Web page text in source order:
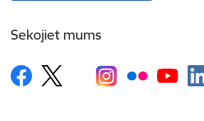
Sekojiet mums